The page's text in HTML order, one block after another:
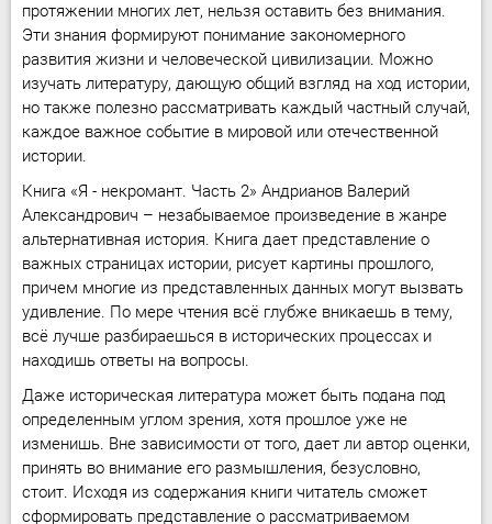
протяжении многих лет, нельзя оставить без внимания.
Эти знания формируют понимание закономерного
развития жизни и человеческой цивилизации. Можно
изучать литературу, дающую общий взгляд на ход истории,
но также полезно рассматривать каждый частный случай,
каждое важное событие в мировой или отечественной
истории.
Книга «Я - некромант. Часть 2» Андрианов Валерий
Александрович – незабываемое произведение в жанре
альтернативная история. Книга дает представление о
важных страницах истории, рисует картины прошлого,
причем многие из представленных данных могут вызвать
удивление. По мере чтения всё глубже вникаешь в тему,
всё лучше разбираешься в исторических процессах и
находишь ответы на вопросы.
Даже историческая литература может быть подана под
определенным углом зрения, хотя прошлое уже не
изменишь. Вне зависимости от того, дает ли автор оценки,
принять во внимание его размышления, безусловно,
стоит. Исходя из содержания книги читатель сможет
сформировать представление о рассматриваемом